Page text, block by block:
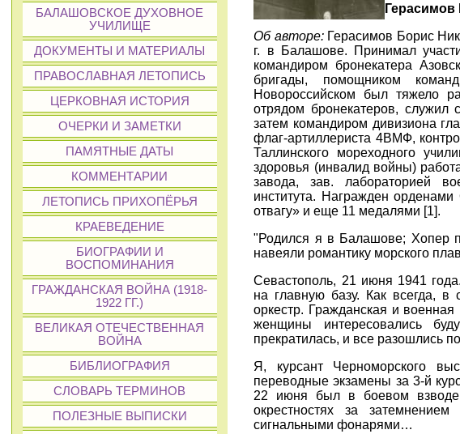
БАЛАШОВСКОЕ ДУХОВНОЕ
УЧИЛИЩЕ
ДОКУМЕНТЫ И МАТЕРИАЛЫ
ПРАВОСЛАВНАЯ ЛЕТОПИСЬ
ЦЕРКОВНАЯ ИСТОРИЯ
ОЧЕРКИ И ЗАМЕТКИ
ПАМЯТНЫЕ ДАТЫ
КОММЕНТАРИИ
ЛЕТОПИСЬ ПРИХОПЁРЬЯ
КРАЕВЕДЕНИЕ
БИОГРАФИИ И
ВОСПОМИНАНИЯ
ГРАЖДАНСКАЯ ВОЙНА (1918-
1922 ГГ.)
ВЕЛИКАЯ ОТЕЧЕСТВЕННАЯ
ВОЙНА
БИБЛИОГРАФИЯ
СЛОВАРЬ ТЕРМИНОВ
ПОЛЕЗНЫЕ ВЫПИСКИ
Об авторе:Герасимов Борис
г. в Балашове. Принимал
командиром бронекатера
бригады, помощником
Новороссийском был тяжело
отрядом бронекатеров,
затем командиром дивизиона
флаг-артиллериста 4ВМФ,
Таллинского мореходного
здоровья (инвалид войны)
завода, зав. лабораторией
института. Награжден
отвагу» и еще 11 медалями [1].
"Родился я в Балашове; Хопер
навеяли романтику морского
Севастополь, 21 июня 1941
на главную базу. Как всегда,
оркестр. Гражданская и
женщины интересовались
прекратилась, и все разошлись
Я, курсант Черноморского
переводные экзамены за 3-й
22 июня был в боевом взводе
окрестностях за
сигнальными фонарями…